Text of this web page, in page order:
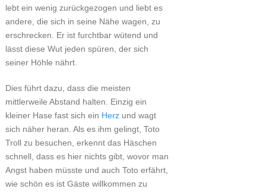
lebt ein wenig zurückgezogen und liebt es
andere, die sich in seine Nähe wagen, zu
erschrecken. Er ist furchtbar wütend und
lässt diese Wut jeden spüren, der sich
seiner Höhle nährt.
Dies führt dazu, dass die meisten
mittlerweile Abstand halten. Einzig ein
kleiner Hase fast sich ein Herzund wagt
sich näher heran. Als es ihm gelingt, Toto
Troll zu besuchen, erkennt das Häschen
schnell, dass es hier nichts gibt, wovor man
Angst haben müsste und auch Toto erfährt,
wie schön es ist Gäste willkommen zu